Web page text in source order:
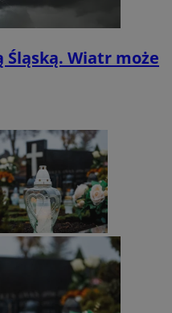
Śląską. Wiatr może